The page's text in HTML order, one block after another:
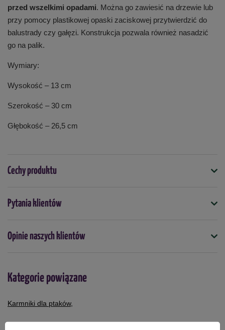
przed wszelkimi opadami. Można go zawiesić na drzewie lub
przy pomocy plastikowej opaski zaciskowej przytwierdzić do
balustrady czy gałęzi. Konstrukcja pozwala również nasadzić
go na palik.
Wymiary:
Wysokość – 13 cm
Szerokość – 30 cm
Głębokość – 26,5 cm
Cechy produktu
Symbol
5905197226088
Pytania klientów
Opinie naszych klientów
Kategorie powiązane
Karmniki dla ptaków,